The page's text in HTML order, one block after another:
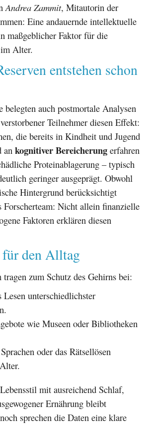
Andrea Zammit, Mitautorin der
Eine andauernde intellektuelle
maßgeblicher Faktor für die
Alter.
entstehen schon
belegten auch postmortale Analysen
Teilnehmer diesen Effekt:
die bereits in Kindheit und Jugend
an kognitiver Bereicherung erfahren
Proteinablagerung – typisch
geringer ausgeprägt. Obwohl
Hintergrund berücksichtigt
Forscherteam: Nicht allein finanzielle
Faktoren erklären diesen
den Alltag
zum Schutz des Gehirns bei:
Lesen unterschiedlichster
wie Museen oder Bibliotheken
oder das Rätsellösen
mit ausreichend Schlaf,
Ernährung bleibt
sprechen die Daten eine klare